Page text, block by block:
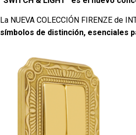
La NUEVA COLECCIÓN FIRENZE de
símbolos de distinción, esenciales